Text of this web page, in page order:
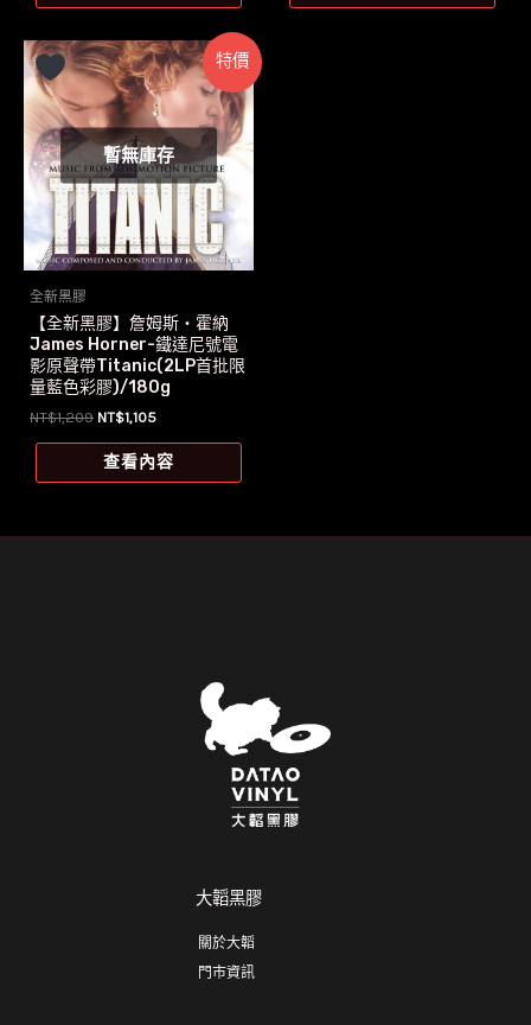
特價
暫無庫存
全新黑膠
【全新黑膠】詹姆斯‧霍納
James Horner-鐵達尼號電
影原聲帶Titanic(2LP首批限
量藍色彩膠)/180g
NT$1,209 原
價
格：
NT$1,105目
價
格：
查看內容
大韜黑膠
關於大韜
門市資訊